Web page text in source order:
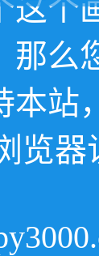
这个
那么
本站
览器